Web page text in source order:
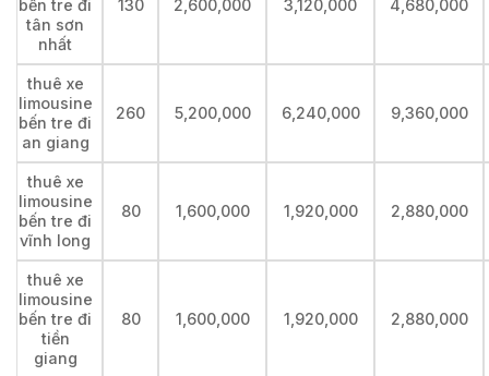
bến tre đi
tân sơn
nhất
130 2,600,000 3,120,000 4,680,000
thuê xe
limousine
bến tre đi
an giang
260 5,200,000 6,240,000 9,360,000
thuê xe
limousine
bến tre đi
vĩnh long
80 1,600,000 1,920,000 2,880,000
thuê xe
limousine
bến tre đi
tiền
giang
80 1,600,000 1,920,000 2,880,000